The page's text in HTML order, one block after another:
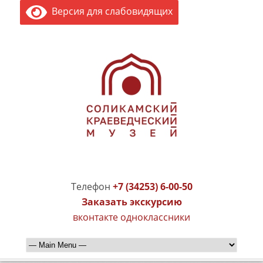
Версия для слабовидящих
Телефон +7 (34253) 6-00-50
Заказать экскурсию
вконтакте одноклассники